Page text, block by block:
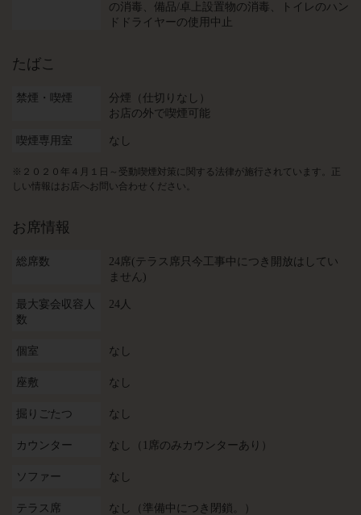
の消毒
備品/卓上設置物の消毒
トイレのハン
ドドライヤーの使用中止
たばこ
禁煙・喫煙
分煙（仕切りなし）
お店の外で喫煙可能
喫煙専用室 なし
※２０２０年４月１日～受動喫煙対策に関する法律が施行されています。正
しい情報はお店へお問い合わせください。
お席情報
総席数
24席(テラス席只今工事中につき開放はしてい
ません)
最大宴会収容人
数
24人
個室 なし
座敷 なし
掘りごたつ なし
カウンター なし（1席のみカウンターあり）
ソファー なし
テラス席 なし（準備中につき閉鎖。）